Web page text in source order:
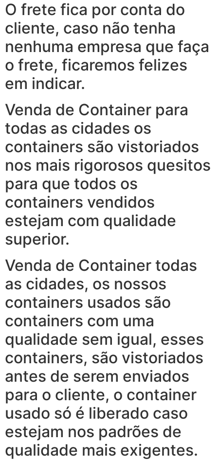
O frete fica por conta do
cliente, caso não tenha
nenhuma empresa que faça
o frete, ficaremos felizes
em indicar.
Venda de Container para
todas as cidades os
containers são vistoriados
nos mais rigorosos quesitos
para que todos os
containers vendidos
estejam com qualidade
superior.
Venda de Container todas
as cidades, os nossos
containers usados são
containers com uma
qualidade sem igual, esses
containers, são vistoriados
antes de serem enviados
para o cliente, o container
usado só é liberado caso
estejam nos padrões de
qualidade mais exigentes.